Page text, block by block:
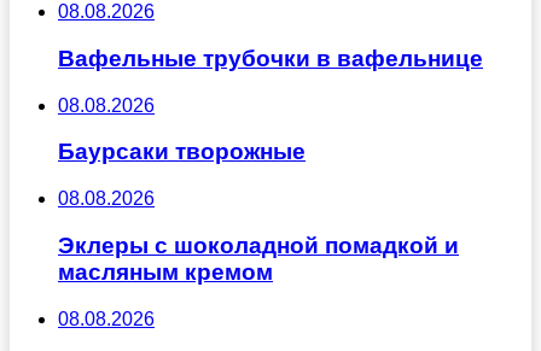
08.08.2026
Вафельные трубочки в вафельнице
08.08.2026
Баурсаки творожные
08.08.2026
Эклеры с шоколадной помадкой и
масляным кремом
08.08.2026